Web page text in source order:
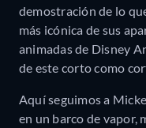
demostración de lo
más icónica de sus
animadas de Disney
de este corto como
Aquí seguimos a
en un barco de vapor,